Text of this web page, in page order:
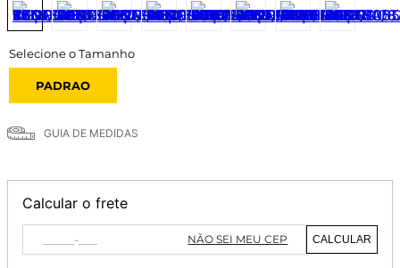
PADRAO
GUIA DE MEDIDAS
Calcular o frete
NÃO SEI MEU CEP CALCULAR